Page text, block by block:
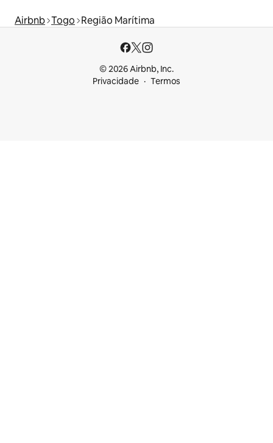
Airbnb Togo Região Marítima
© 2026 Airbnb, Inc.
Privacidade
Termos